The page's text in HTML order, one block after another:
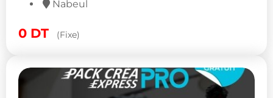
Nabeul
0 DT (Fixe)